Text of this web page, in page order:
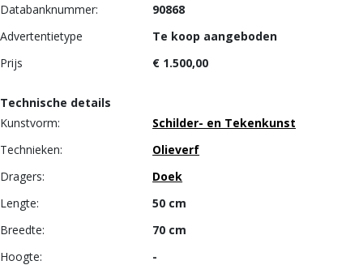
Databanknummer:
90868
Advertentietype
Te koop aangeboden
Prijs
€ 1.500,00
Technische details
Kunstvorm:
Schilder- en Tekenkunst
Technieken:
Olieverf
Dragers:
Doek
Lengte:
50 cm
Breedte:
70 cm
Hoogte:
-